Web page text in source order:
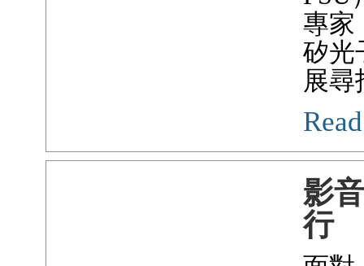
專家
矽光
展尋
影
行